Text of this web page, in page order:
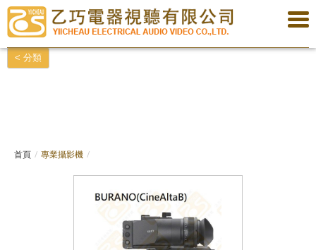
< 分類
首頁
專業攝影機